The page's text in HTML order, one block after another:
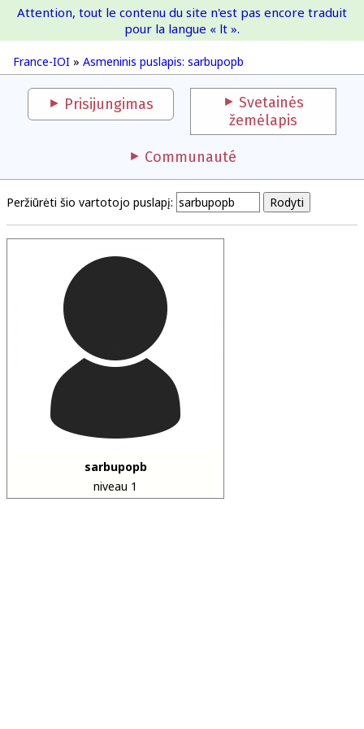
France-IOI
France-IOI » Asmeninis puslapis: sarbupopb
Attention, tout le contenu du site n'est pas encore traduit
pour la langue « lt ».
Prisijungimas
Svetainės
žemėlapis
Communauté
Peržiūrėti šio vartotojo puslapį:
sarbupopb
niveau 1